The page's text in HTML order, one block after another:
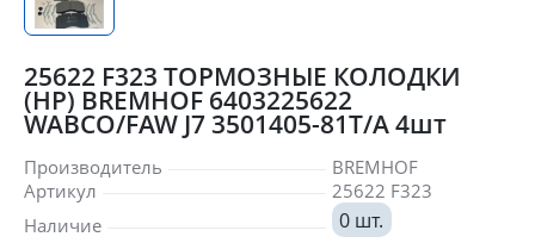
25622 F323 ТОРМОЗНЫЕ КОЛОДКИ
(HP) BREMHOF 6403225622
WABCO/FAW J7 3501405-81T/A 4шт
Производитель
BREMHOF
Артикул
25622 F323
Наличие
0 шт.